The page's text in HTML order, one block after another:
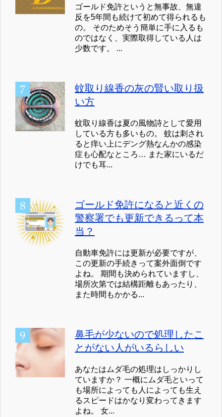
ゴールド免許というと無事故、無違
反を5年間も続けて初めて得られるも
の。 そのためそう簡単に手に入るも
のではなく、実際取得している人は
少数です。 ...
蚊取り線香の灰の賢い取り扱
い方
蚊取り線香は夏の風物詩として愛用
している方も多いもの。 蚊は刺され
ると痒い上にデング熱なんかの感染
症も心配なところ… また家にいるだ
けでも耳...
ゴールド免許になると近くの
警察署でも更新できるって本
当？
自動車免許には更新が必要ですが、
この更新の手続きって案外面倒です
よね。 期間も決められていますし、
場所次第では結構距離もあったり、
また時間もかかる...
鼻毛が少ないので処理したこ
とがない人がいるらしい
あなたはムダ毛の処理はしっかりし
ていますか？ 一概にムダ毛といって
も場所によっても人によっても生え
るスピードはかなり変わってきます
よね。 女...